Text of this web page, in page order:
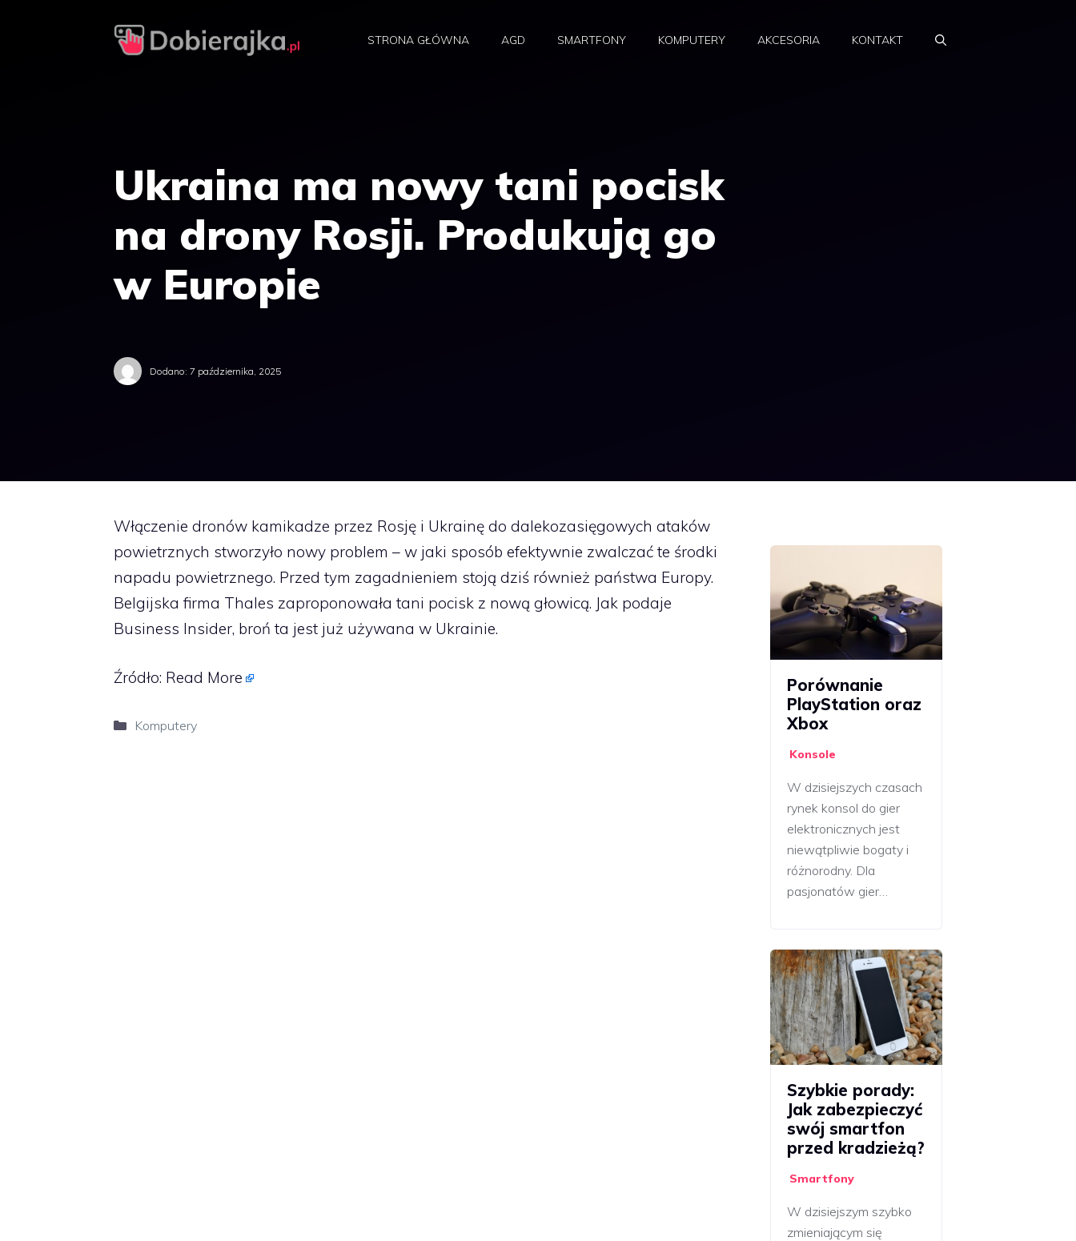
STRONA GŁÓWNA AGD SMARTFONY KOMPUTERY AKCESORIA KONTAKT
Ukraina ma nowy tani pocisk
na drony Rosji. Produkują go
w Europie
Dodano: 7 października, 2025
Włączenie dronów kamikadze przez Rosję i Ukrainę do dalekozasięgowych ataków
powietrznych stworzyło nowy problem – w jaki sposób efektywnie zwalczać te środki
napadu powietrznego. Przed tym zagadnieniem stoją dziś również państwa Europy.
Belgijska firma Thales zaproponowała tani pocisk z nową głowicą. Jak podaje
Business Insider, broń ta jest już używana w Ukrainie.
Źródło: Read More
Kategorie
Komputery
Porównanie
PlayStation oraz
Xbox
Konsole
W dzisiejszych czasach
rynek konsol do gier
elektronicznych jest
niewątpliwie bogaty i
różnorodny. Dla
pasjonatów gier…
Szybkie porady:
Jak zabezpieczyć
swój smartfon
przed kradzieżą?
Smartfony
W dzisiejszym szybko
zmieniającym się